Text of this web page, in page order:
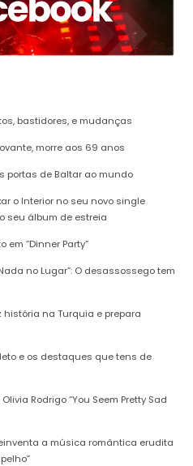
bastidores, e mudanças
morre aos 69 anos
portas de Baltar ao mundo
o Interior no seu novo single
seu álbum de estreia
em “Dinner Party”
no Lugar”: O desassossego tem
história na Turquia e prepara
e os destaques que tens de
Rodrigo “You Seem Pretty Sad
a música romântica erudita